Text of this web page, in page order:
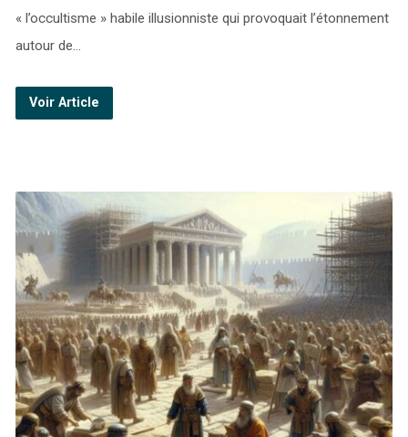
« l’occultisme » habile illusionniste qui provoquait l’étonnement
autour de…
Voir Article